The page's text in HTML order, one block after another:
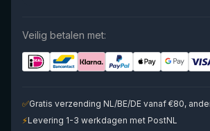
Veilig betalen met:
✅Gratis verzending NL/BE/DE vanaf €80,
⚡Levering 1-3 werkdagen met PostNL